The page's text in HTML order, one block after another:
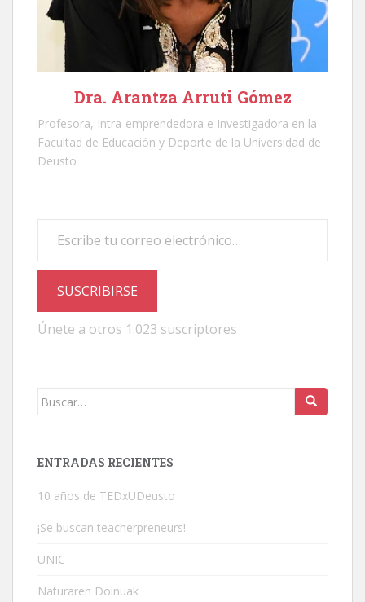
Dra. Arantza Arruti Gómez
Profesora, Intra-emprendedora e Investigadora en la
Facultad de Educación y Deporte de la Universidad de
Deusto
SUSCRIBIRSE
Únete a otros 1.023 suscriptores
Buscar:
ENTRADAS RECIENTES
10 años de TEDxUDeusto
¡Se buscan teacherpreneurs!
UNIC
Naturaren Doinuak